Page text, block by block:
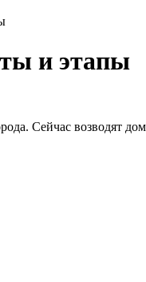
и этапы
Сейчас возводят